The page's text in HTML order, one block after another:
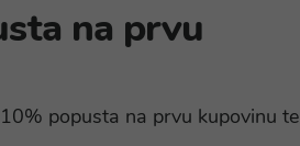
na prvu
popusta na prvu kupovinu te